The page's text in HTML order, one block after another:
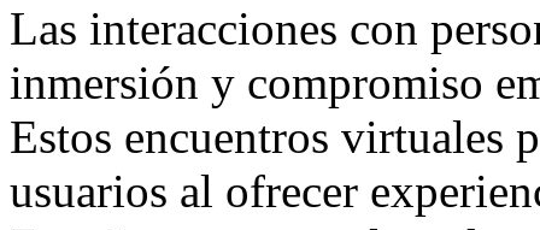
Las interacciones con
inmersión y compromiso
Estos encuentros virtuales
usuarios al ofrecer